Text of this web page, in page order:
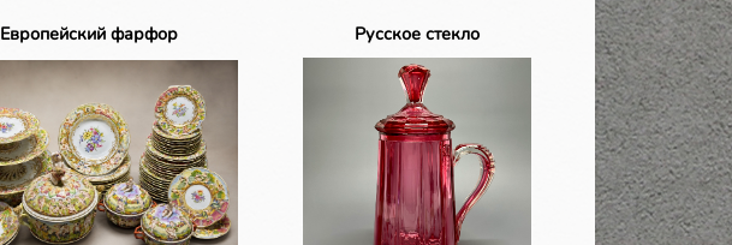
Европейский фарфор Русское стекло